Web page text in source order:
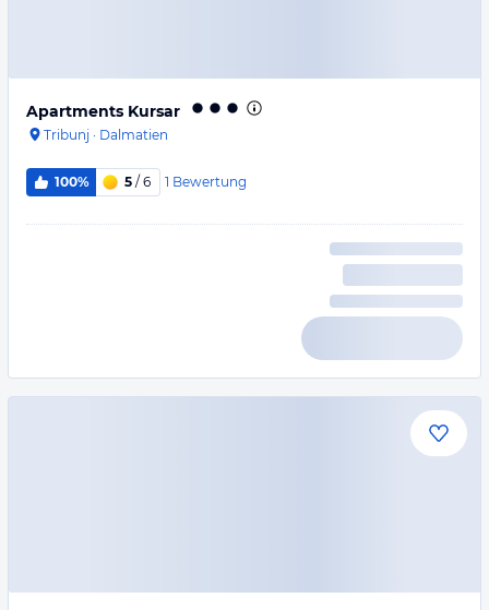
Apartments Kursar
Tribunj · Dalmatien
100% 5 / 6 1 Bewertung